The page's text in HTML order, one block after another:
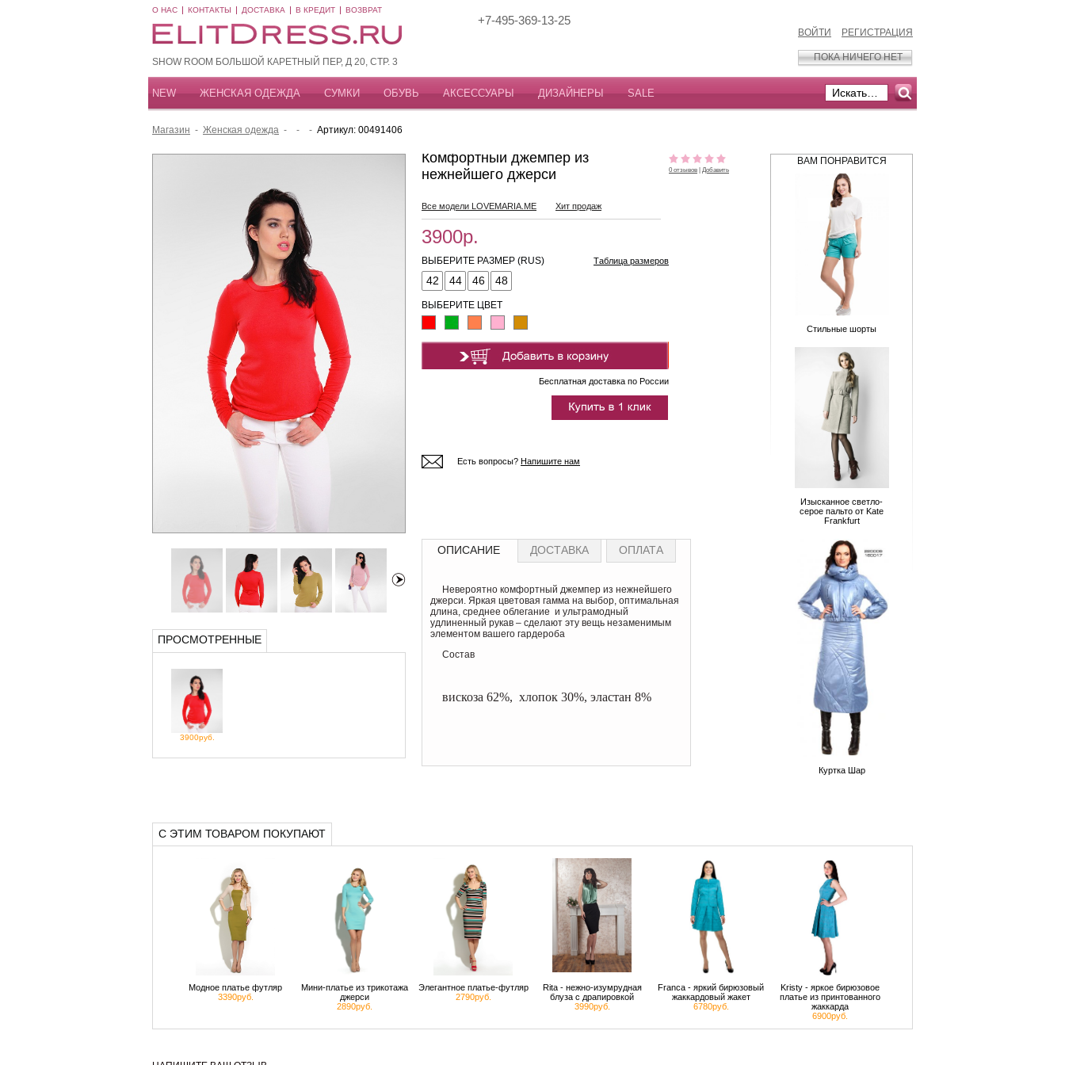
О НАС КОНТАКТЫ ДОСТАВКА В КРЕДИТ ВОЗВРАТ
SHOW ROOM БОЛЬШОЙ КАРЕТНЫЙ ПЕР, Д 20, СТР. 3
+7-495-369-13-25
ВОЙТИ РЕГИСТРАЦИЯ
ПОКА НИЧЕГО НЕТ
NEW ЖЕНСКАЯ ОДЕЖДА СУМКИ ОБУВЬ АКСЕССУАРЫ ДИЗАЙНЕРЫ SALE
Магазин - Женская одежда - - - Артикул: 00491406
ПРОСМОТРЕННЫЕ
3900руб.
ВАМ ПОНРАВИТСЯ
Стильные шорты
Изысканное светло-
серое пальто от Kate
Frankfurt
Куртка Шар
0 отзывов Добавить
Комфортный джемпер из
нежнейшего джерси
Все модели LOVEMARIA.ME Хит продаж
3900р.
ВЫБЕРИТЕ РАЗМЕР (RUS) Таблица размеров
42 44 46 48
ВЫБЕРИТЕ ЦВЕТ
Бесплатная доставка по России
Есть вопросы? Напишите нам
ОПИСАНИЕ ДОСТАВКА ОПЛАТА
Невероятно комфортный джемпер из нежнейшего
джерси. Яркая цветовая гамма на выбор, оптимальная
длина, среднее облегание и ультрамодный
удлиненный рукав – сделают эту вещь незаменимым
элементом вашего гардероба
Состав
вискоза 62%, хлопок 30%, эластан 8%
С ЭТИМ ТОВАРОМ ПОКУПАЮТ
Модное платье футляр
3390руб.
Мини-платье из трикотажа
джерси
2890руб.
Элегантное платье-футляр
2790руб.
Rita - нежно-изумрудная
блуза с драпировкой
3990руб.
Franca - яркий бирюзовый
жаккардовый жакет
6780руб.
Kristy - яркое бирюзовое
платье из принтованного
жаккарда
6900руб.